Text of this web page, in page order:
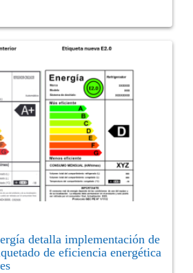
detalla implementación de
de eficiencia energética